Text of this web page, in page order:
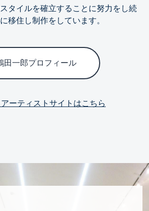
タイルを確立することに努力をし続
移住し制作をしています。
田一郎プロフィール
ーティストサイトはこちら